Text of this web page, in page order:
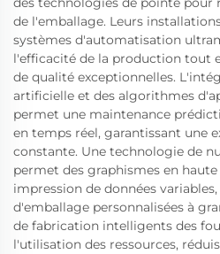
de l'emballage. Leurs
systèmes d'automatisation
l'efficacité de la production tout
de qualité exceptionnelles.
artificielle et des algorithmes
permet une maintenance
en temps réel, garantissant une
constante. Une technologie de
permet des graphismes en
impression de données
d'emballage personnalisées à
de fabrication intelligents des
l'utilisation des ressources,